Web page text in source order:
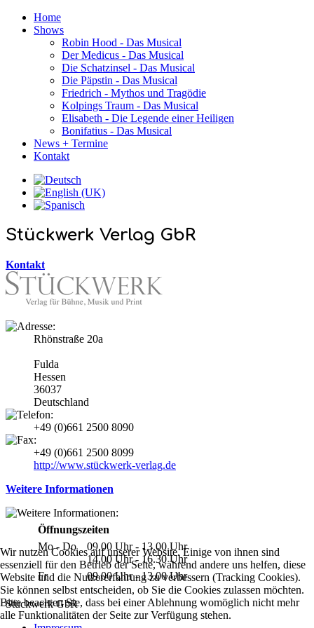
Home
Shows
Robin Hood - Das Musical
Der Medicus - Das Musical
Die Schatzinsel - Das Musical
Die Päpstin - Das Musical
Friedrich - Mythos und Tragödie
Kolpings Traum - Das Musical
Elisabeth - Die Legende einer Heiligen
Bonifatius - Das Musical
News + Termine
Kontakt
Stückwerk Verlag GbR
Kontakt
Rhönstraße 20a
Fulda
Hessen
36037
Deutschland
+49 (0)661 2500 8090
+49 (0)661 2500 8099
http://www.stückwerk-verlag.de
Weitere Informationen
Öffnungszeiten
Mo - Do
09.00 Uhr - 13.00 Uhr
14.00 Uhr - 16.30 Uhr
Fr
09.00 Uhr - 13.00 Uhr
Stückwerk GbR
Wir nutzen Cookies auf unserer Website. Einige von ihnen sind
essenziell für den Betrieb der Seite, während andere uns helfen, diese
Website und die Nutzererfahrung zu verbessern (Tracking Cookies).
Sie können selbst entscheiden, ob Sie die Cookies zulassen möchten.
Bitte beachten Sie, dass bei einer Ablehnung womöglich nicht mehr
alle Funktionalitäten der Seite zur Verfügung stehen.